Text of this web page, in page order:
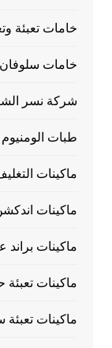
خامات تعبئة
خامات
شركة نسر
طبات
ماكينات
ماكينات
ماكينات براند
ماكينات تعبئة
ماكينات